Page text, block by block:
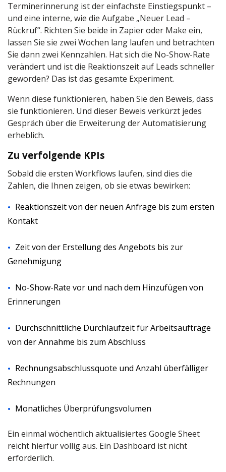
Terminerinnerung ist der einfachste Einstiegspunkt –
und eine interne, wie die Aufgabe „Neuer Lead –
Rückruf“. Richten Sie beide in Zapier oder Make ein,
lassen Sie sie zwei Wochen lang laufen und betrachten
Sie dann zwei Kennzahlen. Hat sich die No-Show-Rate
verändert und ist die Reaktionszeit auf Leads schneller
geworden? Das ist das gesamte Experiment.
Wenn diese funktionieren, haben Sie den Beweis, dass
sie funktionieren. Und dieser Beweis verkürzt jedes
Gespräch über die Erweiterung der Automatisierung
erheblich.
Zu verfolgende KPIs
Sobald die ersten Workflows laufen, sind dies die
Zahlen, die Ihnen zeigen, ob sie etwas bewirken:
Reaktionszeit von der neuen Anfrage bis zum ersten
Kontakt
Zeit von der Erstellung des Angebots bis zur
Genehmigung
No-Show-Rate vor und nach dem Hinzufügen von
Erinnerungen
Durchschnittliche Durchlaufzeit für Arbeitsaufträge
von der Annahme bis zum Abschluss
Rechnungsabschlussquote und Anzahl überfälliger
Rechnungen
Monatliches Überprüfungsvolumen
Ein einmal wöchentlich aktualisiertes Google Sheet
reicht hierfür völlig aus. Ein Dashboard ist nicht
erforderlich.